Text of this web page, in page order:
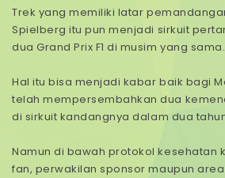
Trek yang memiliki latar
Spielberg itu pun menjadi sirkuit
dua Grand Prix F1 di musim yang sama.
Hal itu bisa menjadi kabar baik bagi
telah mempersembahkan dua
di sirkuit kandangnya dalam dua
Namun di bawah protokol kesehatan
fan, perwakilan sponsor maupun